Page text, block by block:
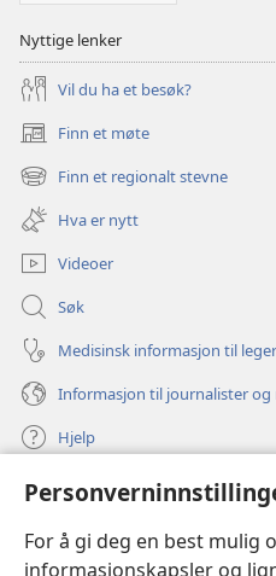
For å gi deg en best mulig
informasjonskapsler og
Nyttige lenker
Vil du ha et besøk?
Finn et møte
(åpner
nytt
vindu)
Finn et regionalt stevne
(åpner
nytt
vindu)
Hva er nytt
Videoer
Søk
Medisinsk informasjon til leger
Informasjon til journalister
Hjelp
Bidrag
(åpner
nytt
vindu)Watchtower ONLINE